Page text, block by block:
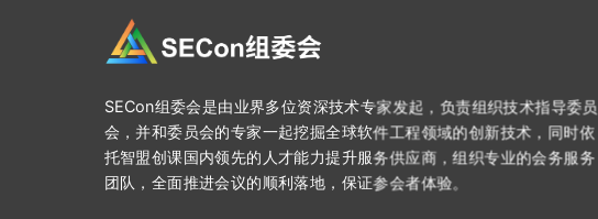
SECon组委会是由业界多位资深技术专家发起，负责组织技术指导委员
会，并和委员会的专家一起挖掘全球软件工程领域的创新技术，同时依
托智盟创课国内领先的人才能力提升服务供应商，组织专业的会务服务
团队，全面推进会议的顺利落地，保证参会者体验。